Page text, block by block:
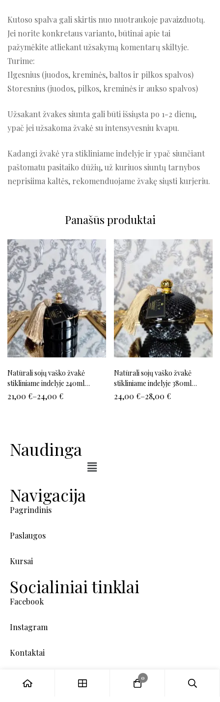
Kutoso spalva gali skirtis nuo nuotraukoje pavaizduotų.
Jei norite konkretaus varianto, būtinai apie tai
pažymėkite atliekant užsakymą komentarų skiltyje.
Turime:
Ilgesnius (juodos, kreminės, baltos ir pilkos spalvos)
Storesnius (juodos, pilkos, kreminės ir aukso spalvos)
Užsakant žvakes siunta gali būti išsiųsta po 1-2 dienų,
ypač jei užsakoma žvakė su intensyvesniu kvapu.
Kadangi žvakė yra stikliniame indelyje ir ypač siunčiant
paštomatu pasitaiko dūžių, už kuriuos siuntų tarnybos
neprisiima kaltės, rekomenduojame žvakę siųsti kurjeriu.
Panašūs produktai
Natūrali sojų vaško žvakė
stikliniame indelyje 240ml
(juoda)
21,00 €–24,00 €
Natūrali sojų vaško žvakė
stikliniame indelyje 380ml
(juoda)
24,00 €–28,00 €
Naudinga
Navigacija
Pagrindinis
Paslaugos
Kursai
Socialiniai tinklai
Facebook
Instagram
Kontaktai
0